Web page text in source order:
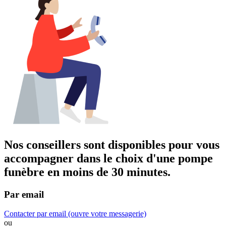
Nos conseillers sont disponibles pour vous
accompagner dans le choix d'une pompe
funèbre en moins de 30 minutes.
Par email
Contacter par email (ouvre votre messagerie)
ou